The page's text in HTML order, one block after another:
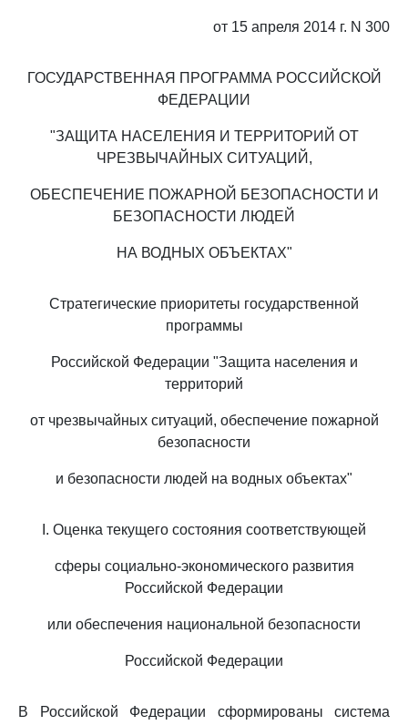
от 15 апреля 2014 г. N 300
ГОСУДАРСТВЕННАЯ ПРОГРАММА РОССИЙСКОЙ
ФЕДЕРАЦИИ
"ЗАЩИТА НАСЕЛЕНИЯ И ТЕРРИТОРИЙ ОТ
ЧРЕЗВЫЧАЙНЫХ СИТУАЦИЙ,
ОБЕСПЕЧЕНИЕ ПОЖАРНОЙ БЕЗОПАСНОСТИ И
БЕЗОПАСНОСТИ ЛЮДЕЙ
НА ВОДНЫХ ОБЪЕКТАХ"
Стратегические приоритеты государственной
программы
Российской Федерации "Защита населения и
территорий
от чрезвычайных ситуаций, обеспечение пожарной
безопасности
и безопасности людей на водных объектах"
I. Оценка текущего состояния соответствующей
сферы социально-экономического развития
Российской Федерации
или обеспечения национальной безопасности
Российской Федерации
В Российской Федерации сформированы система